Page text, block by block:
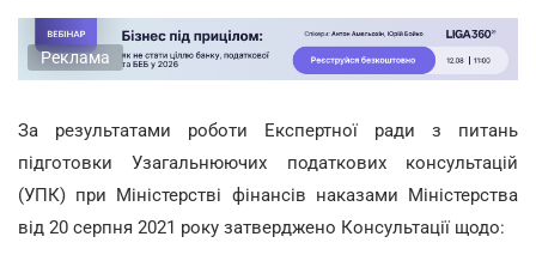
Реклама
За результатами роботи Експертної ради з питань
підготовки Узагальнюючих податкових консультацій
(УПК) при Міністерстві фінансів наказами Міністерства
від 20 серпня 2021 року затверджено Консультації щодо: